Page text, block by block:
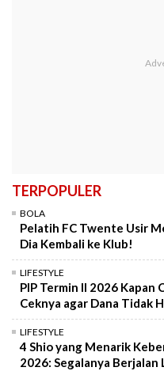
TERPOPULER
BOLA
Pelatih FC Twente Usir
Dia Kembali ke Klub!
LIFESTYLE
PIP Termin II 2026 Kapan
Ceknya agar Dana Tidak
LIFESTYLE
4 Shio yang Menarik
2026: Segalanya Berjalan